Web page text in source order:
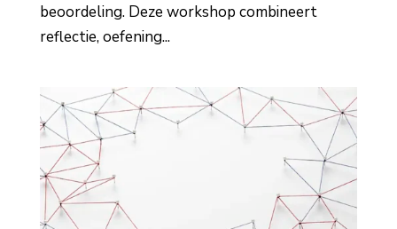
beoordeling. Deze workshop combineert
reflectie, oefening...